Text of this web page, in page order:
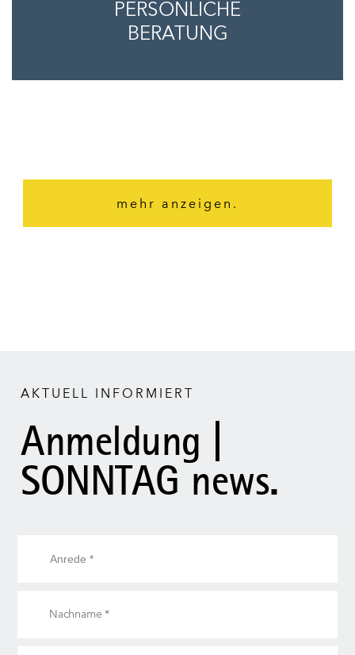
PERSÖNLICHE
BERATUNG
mehr anzeigen.
AKTUELL INFORMIERT
Anmeldung |
SONNTAG news.